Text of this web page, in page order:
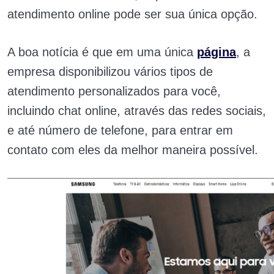
atendimento online pode ser sua única opção.
A boa notícia é que em uma única página, a
empresa disponibilizou vários tipos de
atendimento personalizados para você,
incluindo chat online, através das redes sociais,
e até número de telefone, para entrar em
contato com eles da melhor maneira possível.